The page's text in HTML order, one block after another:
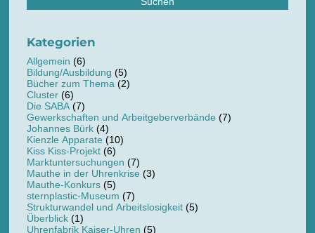
Kategorien
Allgemein (6)
Bildung/Ausbildung (5)
Bücher zum Thema (2)
Cluster(6)
Die SABA(7)
Gewerkschaften und Arbeitgeberverbände (7)
Johannes Bürk(4)
Kienzle Apparate (10)
Kiss Kiss-Projekt(6)
Marktuntersuchungen (7)
Mauthe in der Uhrenkrise (3)
Mauthe-Konkurs(5)
sternplastic-Museum (7)
Strukturwandel und Arbeitslosigkeit(5)
Überblick(1)
Uhrenfabrik Kaiser-Uhren (5)